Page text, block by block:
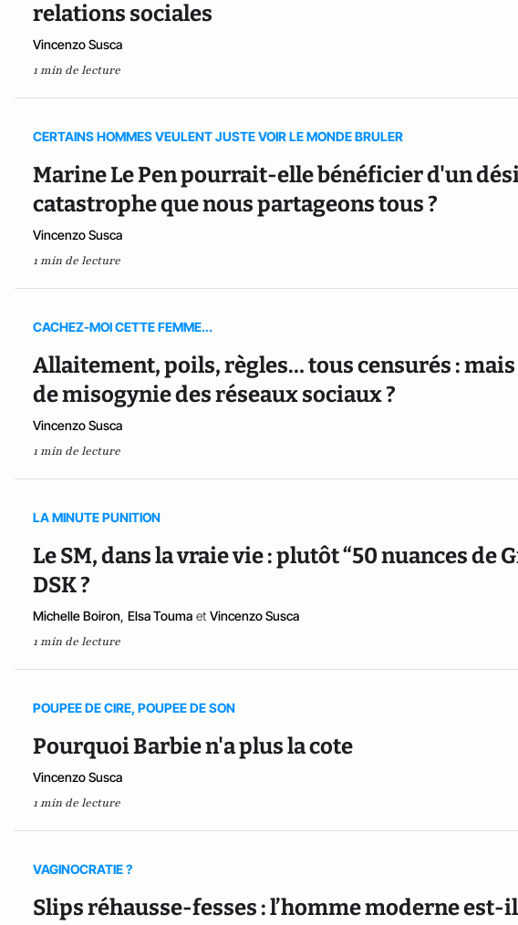
relations sociales
Vincenzo Susca
1 min de lecture
CERTAINS HOMMES VEULENT JUSTE VOIR LE MONDE BRULER
Marine Le Pen pourrait-elle bénéficier d'un
catastrophe que nous partageons tous ?
Vincenzo Susca
1 min de lecture
CACHEZ-MOI CETTE FEMME...
Allaitement, poils, règles… tous censurés :
de misogynie des réseaux sociaux ?
Vincenzo Susca
1 min de lecture
LA MINUTE PUNITION
Le SM, dans la vraie vie : plutôt “50 nuances de
DSK ?
Michelle Boiron, Elsa Touma et Vincenzo Susca
1 min de lecture
POUPEE DE CIRE, POUPEE DE SON
Pourquoi Barbie n'a plus la cote
Vincenzo Susca
1 min de lecture
VAGINOCRATIE ?
Slips réhausse-fesses : l’homme moderne